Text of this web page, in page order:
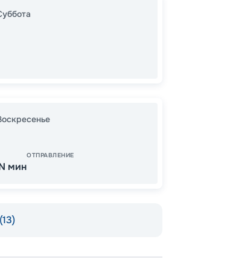
мин
ОТПРАВЛЕНИЕ